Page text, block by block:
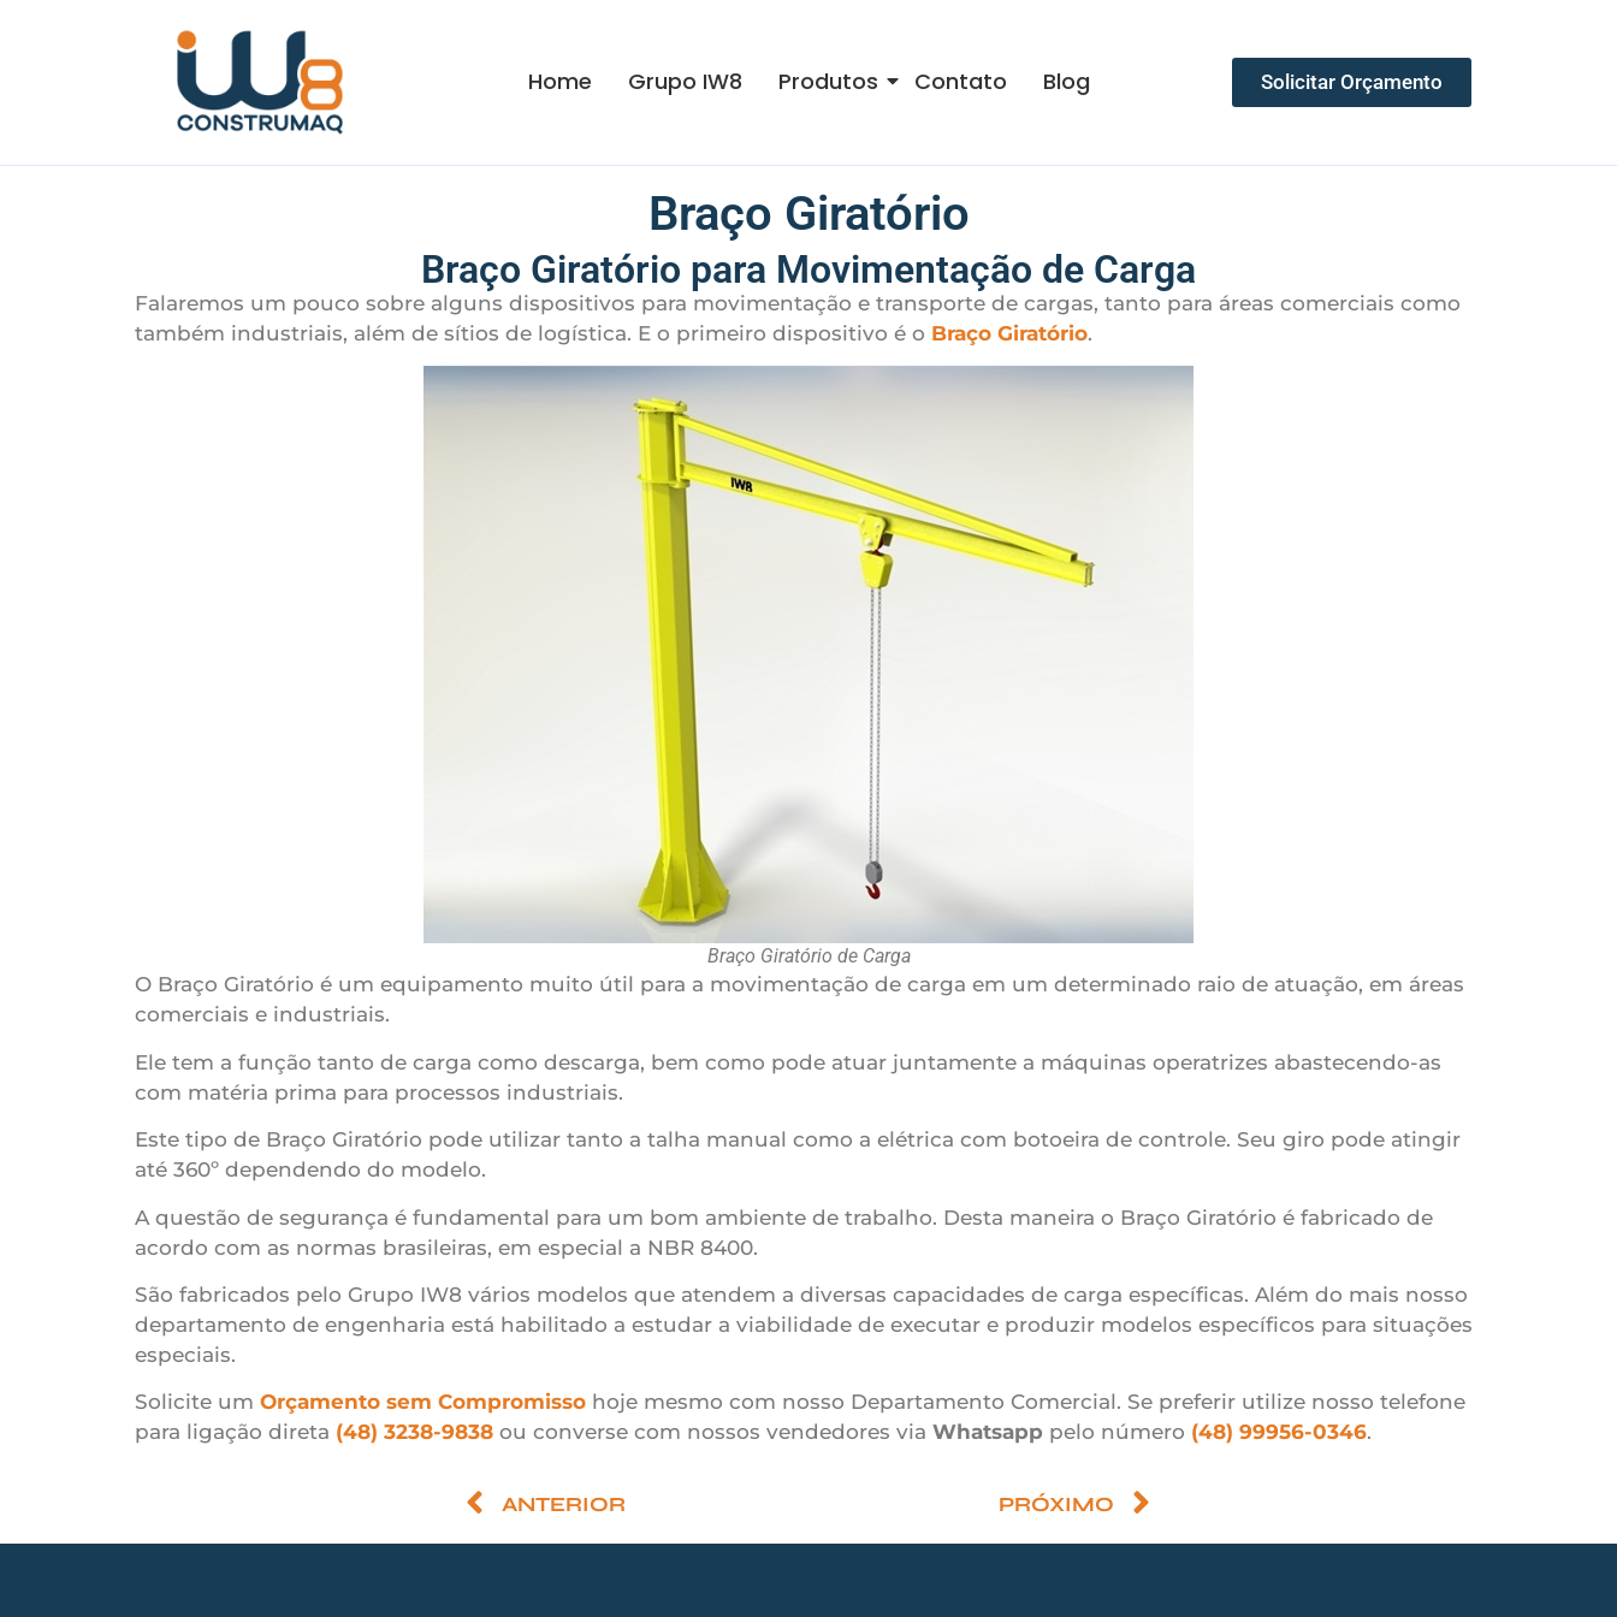
Home Grupo IW8 Produtos Contato Blog Solicitar Orçamento
Braço Giratório
Braço Giratório para Movimentação de Carga
Falaremos um pouco sobre alguns dispositivos para movimentação e transporte de cargas, tanto para áreas comerciais como
também industriais, além de sítios de logística. E o primeiro dispositivo é o Braço Giratório.
Braço Giratório de Carga
O Braço Giratório é um equipamento muito útil para a movimentação de carga em um determinado raio de atuação, em áreas
comerciais e industriais.
Ele tem a função tanto de carga como descarga, bem como pode atuar juntamente a máquinas operatrizes abastecendo-as
com matéria prima para processos industriais.
Este tipo de Braço Giratório pode utilizar tanto a talha manual como a elétrica com botoeira de controle. Seu giro pode atingir
até 360º dependendo do modelo.
A questão de segurança é fundamental para um bom ambiente de trabalho. Desta maneira o Braço Giratório é fabricado de
acordo com as normas brasileiras, em especial a NBR 8400.
São fabricados pelo Grupo IW8 vários modelos que atendem a diversas capacidades de carga específicas. Além do mais nosso
departamento de engenharia está habilitado a estudar a viabilidade de executar e produzir modelos específicos para situações
especiais.
Solicite um Orçamento sem Compromisso hoje mesmo com nosso Departamento Comercial. Se preferir utilize nosso telefone
para ligação direta (48) 3238-9838 ou converse com nossos vendedores via Whatsapp pelo número (48) 99956-0346.
ANTERIOR PRÓXIMO